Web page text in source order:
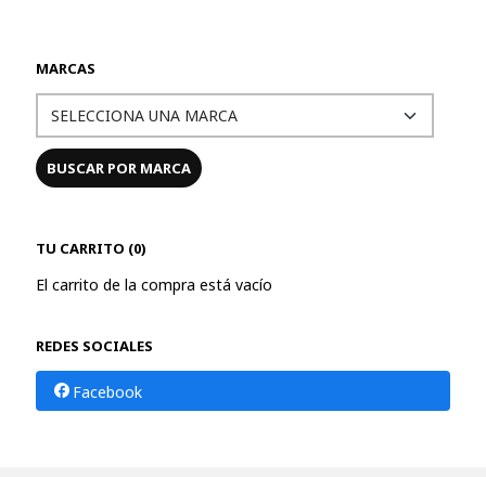
MARCAS
TU CARRITO (0)
El carrito de la compra está vacío
REDES SOCIALES
Facebook